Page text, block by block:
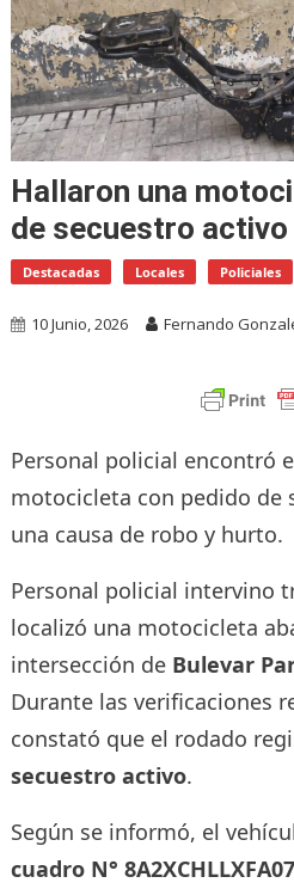
Hallaron una
de secuestro activo
Destacadas Locales Policiales
10 Junio, 2026 Fernando
Personal policial encontró
motocicleta con pedido de
una causa de robo y hurto.
Personal policial intervino
localizó una motocicleta
intersección de Bulevar
Durante las verificaciones
constató que el rodado
secuestro activo.
Según se informó, el
cuadro N°